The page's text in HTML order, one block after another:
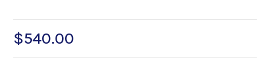
$540.00